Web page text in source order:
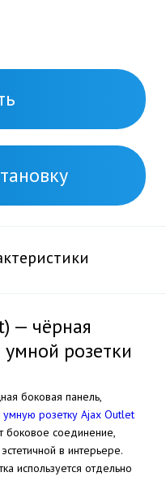
— чёрная
розетки
боковая панель,
умную розетку Ajax Outlet
боковое соединение,
в интерьере.
используется отдельно